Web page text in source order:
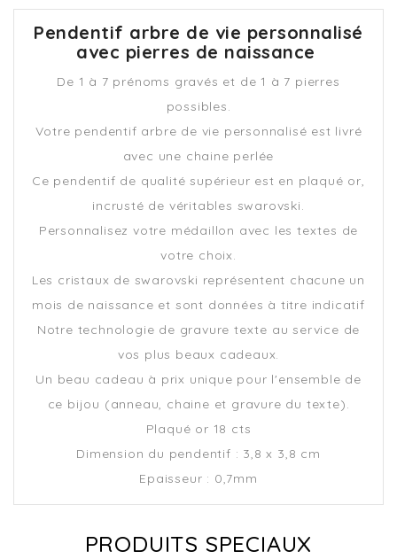
Pendentif arbre de vie personnalisé
avec pierres de naissance
De 1 à 7 prénoms gravés et de 1 à 7 pierres
possibles.
Votre pendentif arbre de vie personnalisé est livré
avec une chaine perlée
Ce pendentif de qualité supérieur est en plaqué or,
incrusté de véritables swarovski.
Personnalisez votre médaillon avec les textes de
votre choix.
Les cristaux de swarovski représentent chacune un
mois de naissance et sont données à titre indicatif
Notre technologie de gravure texte au service de
vos plus beaux cadeaux.
Un beau cadeau à prix unique pour l'ensemble de
ce bijou (anneau, chaine et gravure du texte).
Plaqué or 18 cts
Dimension du pendentif : 3,8 x 3,8 cm
Epaisseur : 0,7mm
PRODUITS SPECIAUX